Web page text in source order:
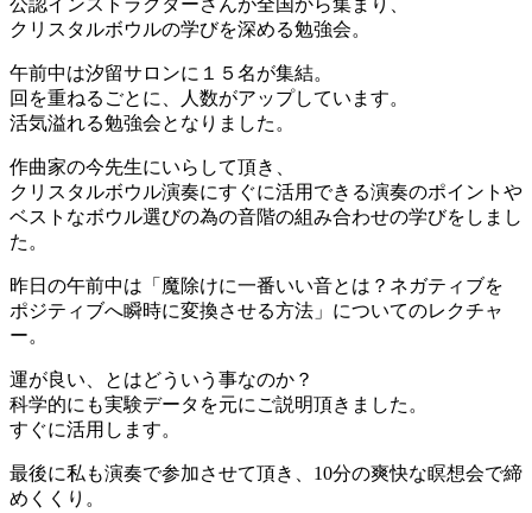
公認インストラクターさんが全国から集まり、
クリスタルボウルの学びを深める勉強会。
午前中は汐留サロンに１５名が集結。
回を重ねるごとに、人数がアップしています。
活気溢れる勉強会となりました。
作曲家の今先生にいらして頂き、
クリスタルボウル演奏にすぐに活用できる演奏のポイントや
ベストなボウル選びの為の音階の組み合わせの学びをしまし
た。
昨日の午前中は「魔除けに一番いい音とは？ネガティブを
ポジティブへ瞬時に変換させる方法」についてのレクチャ
ー。
運が良い、とはどういう事なのか？
科学的にも実験データを元にご説明頂きました。
すぐに活用します。
最後に私も演奏で参加させて頂き、10分の爽快な瞑想会で締
めくくり。